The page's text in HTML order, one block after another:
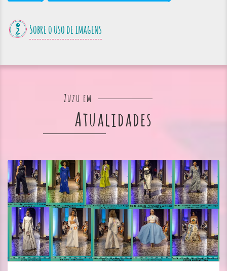
Sobre o uso de imagens
Zuzu em
Atualidades